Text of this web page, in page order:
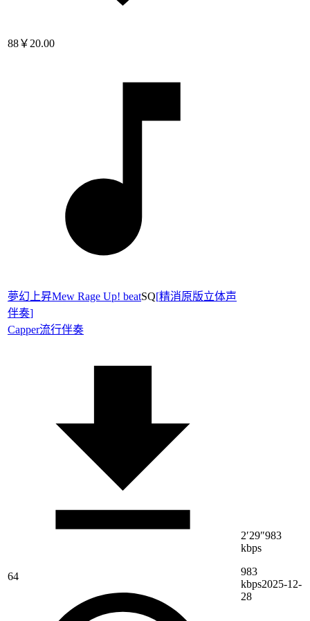
88￥20.00
夢幻上昇Mew Rage Up! beatSQ[精消原版立体声
伴奏]
Capper流行伴奏
64
2′29″983
kbps
983
kbps2025-12-
28